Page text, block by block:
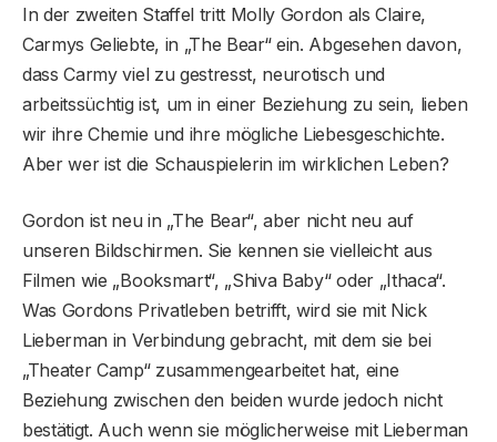
In der zweiten Staffel tritt Molly Gordon als Claire,
Carmys Geliebte, in „The Bear“ ein. Abgesehen davon,
dass Carmy viel zu gestresst, neurotisch und
arbeitssüchtig ist, um in einer Beziehung zu sein, lieben
wir ihre Chemie und ihre mögliche Liebesgeschichte.
Aber wer ist die Schauspielerin im wirklichen Leben?
Gordon ist neu in „The Bear“, aber nicht neu auf
unseren Bildschirmen. Sie kennen sie vielleicht aus
Filmen wie „Booksmart“, „Shiva Baby“ oder „Ithaca“.
Was Gordons Privatleben betrifft, wird sie mit Nick
Lieberman in Verbindung gebracht, mit dem sie bei
„Theater Camp“ zusammengearbeitet hat, eine
Beziehung zwischen den beiden wurde jedoch nicht
bestätigt. Auch wenn sie möglicherweise mit Lieberman